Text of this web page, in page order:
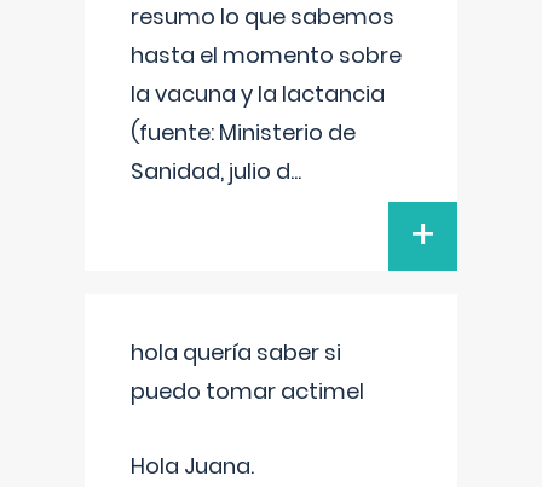
resumo lo que sabemos
hasta el momento sobre
la vacuna y la lactancia
(fuente: Ministerio de
Sanidad, julio d...
+
hola quería saber si
puedo tomar actimel
Hola Juana.